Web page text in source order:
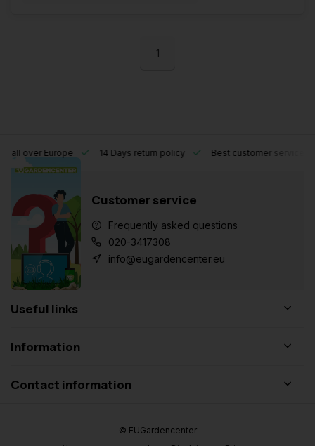
1
Europe 14 Days return policy Best customer service
Customer service
Frequently asked questions
020-3417308
info@eugardencenter.eu
Useful links
Information
Contact information
© EUGardencenter